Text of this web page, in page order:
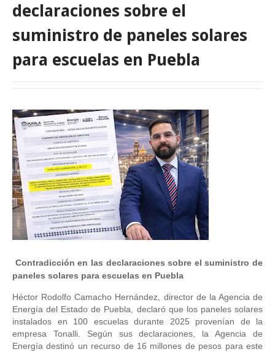
declaraciones sobre el
suministro de paneles solares
para escuelas en Puebla
Contradicción en las declaraciones sobre el suministro de
paneles solares para escuelas en Puebla
Héctor Rodolfo Camacho Hernández, director de la Agencia de
Energía del Estado de Puebla, declaró que los paneles solares
instalados en 100 escuelas durante 2025 provenían de la
empresa Tonalli. Según sus declaraciones, la Agencia de
Energía destinó un recurso de 16 millones de pesos para este